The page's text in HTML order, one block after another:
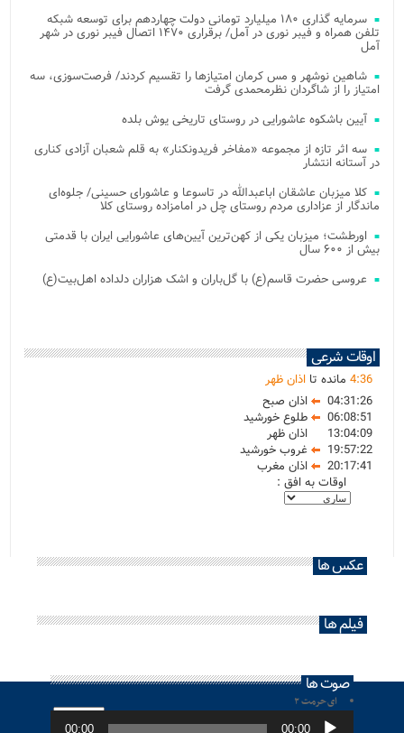
سرمایه گذاری ۱۸۰ میلیارد تومانی دولت چهاردهم برای توسعه شبکه
تلفن همراه و فیبر نوری در آمل/ برقراری ۱۴۷۰ اتصال فیبر نوری در شهر
آمل
شاهین نوشهر و مس کرمان امتیازها را تقسیم کردند/ فرصت‌سوزی، سه
امتیاز را از شاگردان نظرمحمدی گرفت
آیین باشکوه عاشورایی در روستای تاریخی یوش بلده
سه اثر تازه از مجموعه «مفاخر فریدونکنار» به قلم شعبان آزادی کناری
در آستانه انتشار
کلا میزبان عاشقان اباعبدالله در تاسوعا و عاشورای حسینی/ جلوه‌ای
ماندگار از عزاداری مردم روستای چل در امامزاده روستای کلا
اورطشت؛ میزبان یکی از کهن‌ترین آیین‌های عاشورایی ایران با قدمتی
بیش از ۶۰۰ سال
عروسی حضرت قاسم(ع) با گل‌باران و اشک هزاران دلداده اهل‌بیت(ع)
اوقات شرعی
4:36 مانده تااذان ظهر
04:31:26
اذان صبح
06:08:51
طلوع خورشید
13:04:09
اذان ظهر
19:57:22
غروب خورشید
20:17:41
اذان مغرب
اوقات به افق :
عکس ها
فیلم ها
صوت ها
ای حرمت ۲
پخش‌کننده
صوت 00:00
00:00